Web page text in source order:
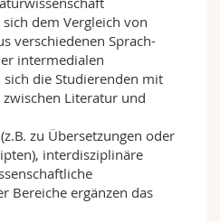
dem Vergleich von
verschiedenen Sprach-
intermedialen
die Studierenden mit
Literatur und
zu Übersetzungen oder
interdisziplinäre
Bereiche ergänzen das